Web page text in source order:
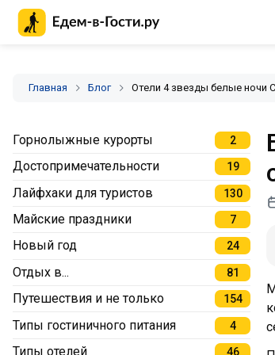
Главная Блог Отели 4 звезды белые ночи
Горнолыжные курорты 2
Достопримечательности 19
Лайфхаки для туристов 130
Майские праздники 7
Новый год 24
Отдых в... 81
Путешествия и не только 154
Типы гостиничного питания 4
Типы отелей 46